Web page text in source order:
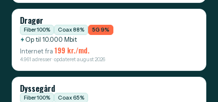
Dragør
Fiber 100% Coax 88% 5G 9%
Op til 10.000 Mbit
Internet fra 199 kr./md.
4.961 adresser · opdateret august 2026
Dyssegård
Fiber 100% Coax 65%